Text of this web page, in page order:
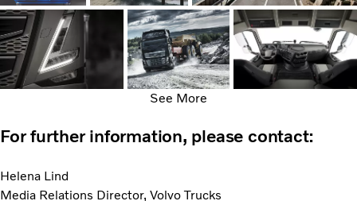
See More
For further information, please contact:
Helena Lind
Media Relations Director, Volvo Trucks